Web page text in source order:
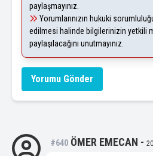
paylaşmayınız.
Yorumlarınızın hukuki
edilmesi halinde bilgilerinizin yetkili
paylaşılacağını unutmayınız.
Yorumu Gönder
#640 ÖMER EMECAN -